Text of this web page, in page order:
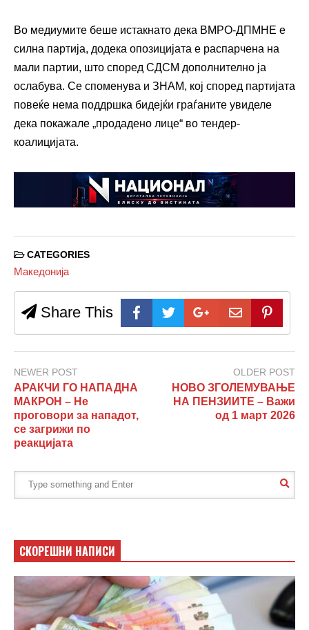
Во медиумите беше истакнато дека ВМРО-ДПМНЕ е
силна партија, додека опозицијата е распарчена на
мали партии, што според СДСМ дополнително ја
ослабува. Се споменува и ЗНАМ, кој според партијата
повеќе нема поддршка бидејќи граѓаните увиделе
дека покажале „продадено лице“ во тендер-
коалицијата.
CATEGORIES
Македонија
Share This
NEWER POST
АРАКЧИ ГО НАПАДНА
МАКРОН – Не
проговори за нападот,
се загрижи по
реакцијата
OLDER POST
НОВО ЗГОЛЕМУВАЊЕ
НА ПЕНЗИИТЕ – Важи
од 1 март 2026
СКОРЕШНИ НАПИСИ